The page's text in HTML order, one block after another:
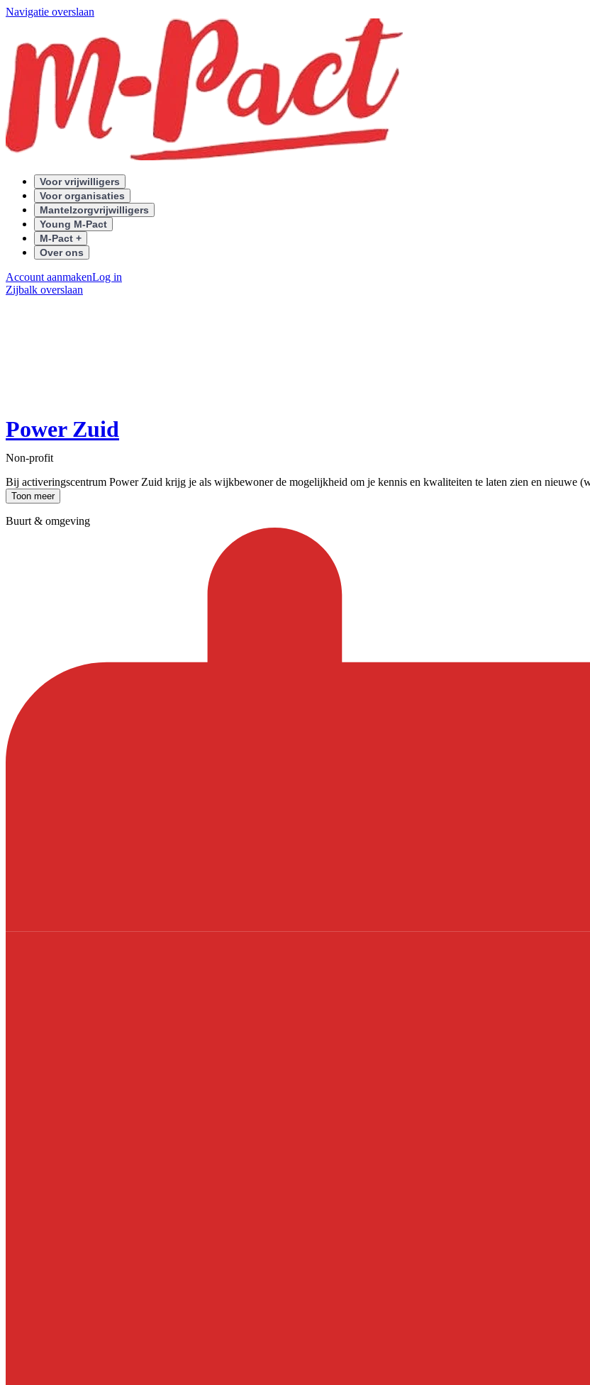
Navigatie overslaan
Voor vrijwilligers
Voor organisaties
Mantelzorgvrijwilligers
Young M-Pact
M-Pact +
Over ons
Account aanmakenLog in
Zijbalk overslaan
Power Zuid
Non-profit
Bij activeringscentrum Power Zuid krijg je als wijkbewoner de mogelijkheid om je kennis en kwaliteiten te laten zien en nieuwe
Toon meer
Buurt & omgeving